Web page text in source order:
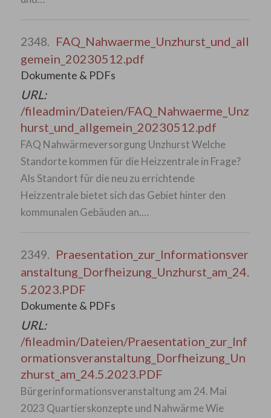
2348. FAQ_Nahwaerme_Unzhurst_und_all
gemein_20230512.pdf
Dokumente & PDFs
URL:
/fileadmin/Dateien/FAQ_Nahwaerme_Unz
hurst_und_allgemein_20230512.pdf
FAQ Nahwärmeversorgung Unzhurst Welche
Standorte kommen für die Heizzentrale in Frage?
Als Standort für die neu zu errichtende
Heizzentrale bietet sich das Gebiet hinter den
kommunalen Gebäuden an.…
2349. Praesentation_zur_Informationsver
anstaltung_Dorfheizung_Unzhurst_am_24.
5.2023.PDF
Dokumente & PDFs
URL:
/fileadmin/Dateien/Praesentation_zur_Inf
ormationsveranstaltung_Dorfheizung_Un
zhurst_am_24.5.2023.PDF
Bürgerinformationsveranstaltung am 24. Mai
2023 Quartierskonzepte und Nahwärme Wie